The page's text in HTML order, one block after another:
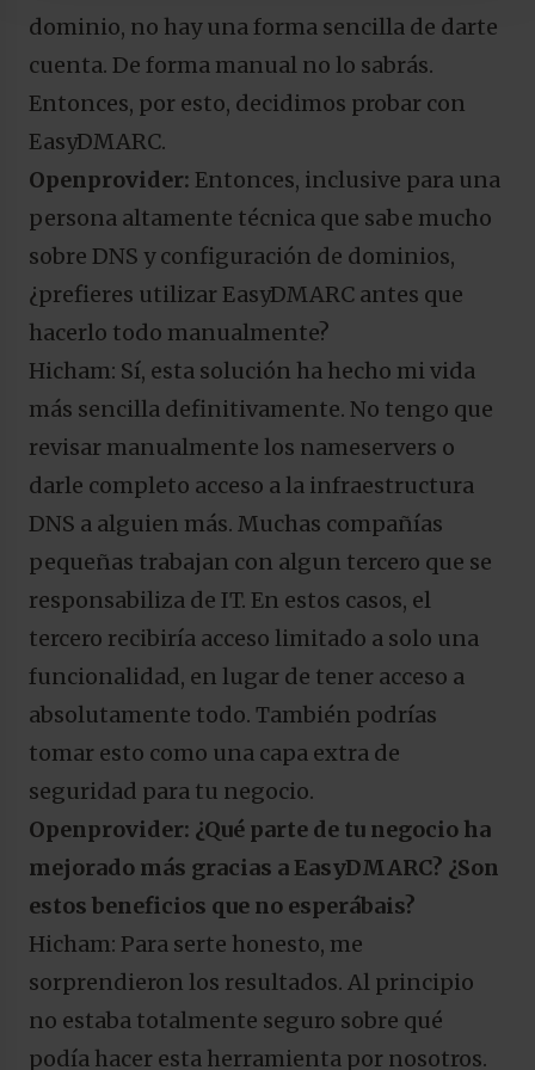
dominio, no hay una forma sencilla de darte
cuenta. De forma manual no lo sabrás.
Entonces, por esto, decidimos probar con
EasyDMARC.
Openprovider: Entonces, inclusive para una
persona altamente técnica que sabe mucho
sobre DNS y configuración de dominios,
¿prefieres utilizar EasyDMARC antes que
hacerlo todo manualmente?
Hicham: Sí, esta solución ha hecho mi vida
más sencilla definitivamente. No tengo que
revisar manualmente los nameservers o
darle completo acceso a la infraestructura
DNS a alguien más. Muchas compañías
pequeñas trabajan con algun tercero que se
responsabiliza de IT. En estos casos, el
tercero recibiría acceso limitado a solo una
funcionalidad, en lugar de tener acceso a
absolutamente todo. También podrías
tomar esto como una capa extra de
seguridad para tu negocio.
Openprovider: ¿Qué parte de tu negocio ha
mejorado más gracias a EasyDMARC? ¿Son
estos beneficios que no esperábais?
Hicham: Para serte honesto, me
sorprendieron los resultados. Al principio
no estaba totalmente seguro sobre qué
podía hacer esta herramienta por nosotros.